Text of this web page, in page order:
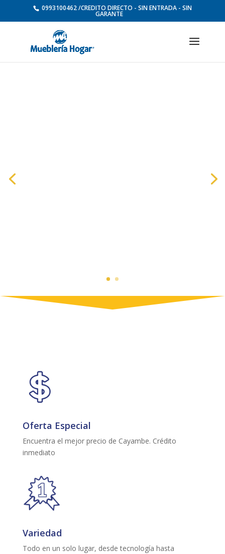
0993100462 /CREDITO DIRECTO - SIN ENTRADA - SIN
GARANTE
Oferta Especial
Encuentra el mejor precio de Cayambe. Crédito
inmediato
Variedad
Todo en un solo lugar, desde tecnología hasta